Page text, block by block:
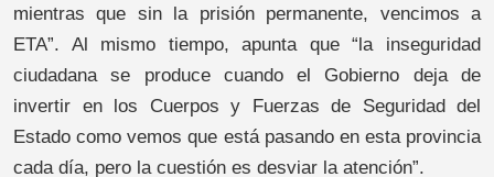
mientras que sin la prisión permanente, vencimos a
ETA”. Al mismo tiempo, apunta que “la inseguridad
ciudadana se produce cuando el Gobierno deja de
invertir en los Cuerpos y Fuerzas de Seguridad del
Estado como vemos que está pasando en esta provincia
cada día, pero la cuestión es desviar la atención”.